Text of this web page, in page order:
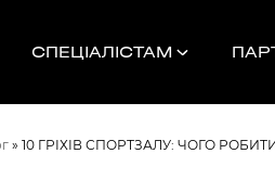
СПЕЦІАЛІСТАМ
»10 ГРІХІВ СПОРТЗАЛУ: ЧОГО